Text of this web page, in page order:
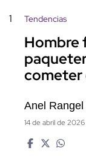
1 Tendencias
Hombre
cometer
Anel Rangel
14 de abril de 2026